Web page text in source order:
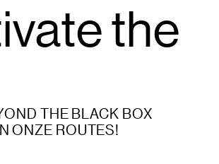
the
THE BLACK BOX
ONZE ROUTES!